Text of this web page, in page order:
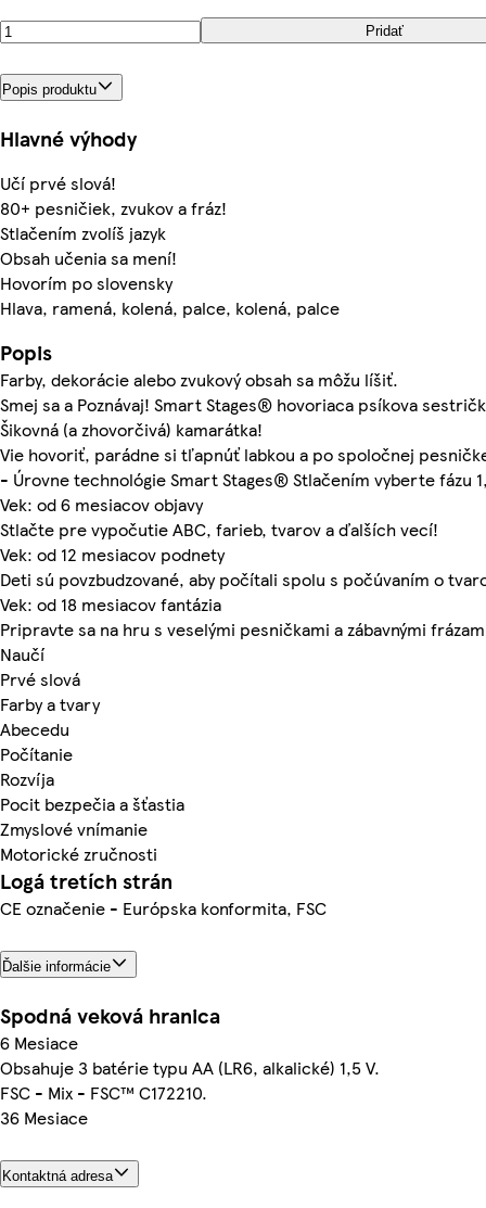
Pridať
Popis produktu
Hlavné výhody
Učí prvé slová!
80+ pesničiek, zvukov a fráz!
Stlačením zvolíš jazyk
Obsah učenia sa mení!
Hovorím po slovensky
Hlava, ramená, kolená, palce, kolená, palce
Popis
Farby, dekorácie alebo zvukový obsah sa môžu líšiť.
Smej sa a Poznávaj! Smart Stages® hovoriaca psíkova
Šikovná (a zhovorčivá) kamarátka!
Vie hovoriť, parádne si tľapnúť labkou a po spoločnej
- Úrovne technológie Smart Stages® Stlačením vyberte fázu
Vek: od 6 mesiacov objavy
Stlačte pre vypočutie ABC, farieb, tvarov a ďalších vecí!
Vek: od 12 mesiacov podnety
Deti sú povzbudzované, aby počítali spolu s počúvaním o
Vek: od 18 mesiacov fantázia
Pripravte sa na hru s veselými pesničkami a zábavnými
Naučí
Prvé slová
Farby a tvary
Abecedu
Počítanie
Rozvíja
Pocit bezpečia a šťastia
Zmyslové vnímanie
Motorické zručnosti
Logá tretích strán
CE označenie - Európska konformita, FSC
Ďalšie informácie
Spodná veková hranica
6 Mesiace
Obsahuje 3 batérie typu AA (LR6, alkalické) 1,5 V.
FSC - Mix - FSC™ C172210.
36 Mesiace
Kontaktná adresa